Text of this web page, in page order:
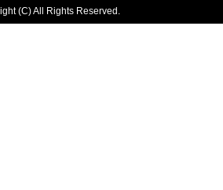
(C) All Rights Reserved.